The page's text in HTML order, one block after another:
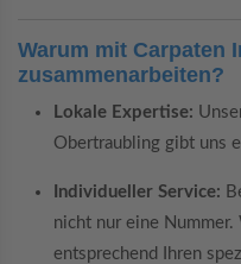
Warum mit Carpaten
zusammenarbeiten?
Lokale Expertise:
Obertraubling gibt uns
Individueller Service:
nicht nur eine
entsprechend Ihren